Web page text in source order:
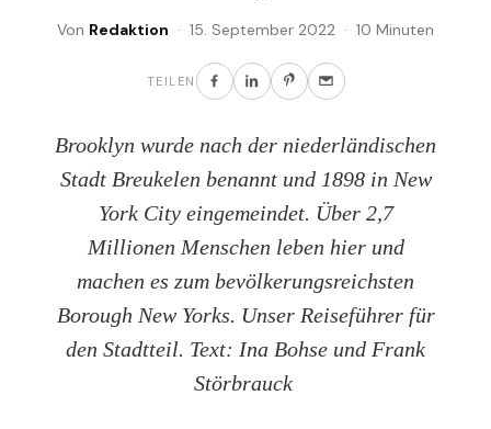
Von Redaktion · 15. September 2022 · 10 Minuten
TEILEN
Brooklyn wurde nach der niederländischen
Stadt Breukelen benannt und 1898 in New
York City eingemeindet. Über 2,7
Millionen Menschen leben hier und
machen es zum bevölkerungsreichsten
Borough New Yorks. Unser Reiseführer für
den Stadtteil. Text: Ina Bohse und Frank
Störbrauck